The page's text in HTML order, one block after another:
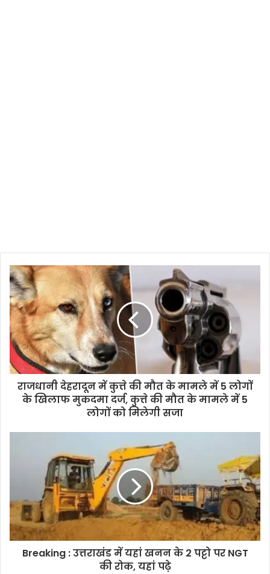
राजधानी देहरादून में कुत्ते की मौत के मामले में 5 लोगों
के खिलाफ मुकदमा दर्ज, कुत्ते की मौत के मामले में 5
लोगों को मिलेगी सजा
Breaking : उत्तराखंड में यहां खनन के 2 पट्टो पर NGT
की रोक, यहां पढ़े